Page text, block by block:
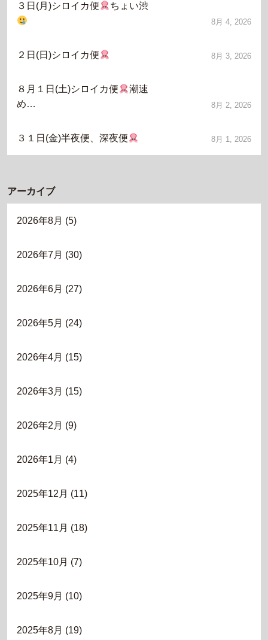
３日(月)シロイカ便 ちょい渋
8月 4, 2026
２日(日)シロイカ便 8月 3, 2026
８月１日(土)シロイカ便
潮速
め…
8月 2, 2026
３１日(金)半夜便、深夜便 8月 1, 2026
アーカイブ
2026年8月 (5)
2026年7月 (30)
2026年6月 (27)
2026年5月 (24)
2026年4月 (15)
2026年3月 (15)
2026年2月 (9)
2026年1月 (4)
2025年12月 (11)
2025年11月 (18)
2025年10月 (7)
2025年9月 (10)
2025年8月 (19)